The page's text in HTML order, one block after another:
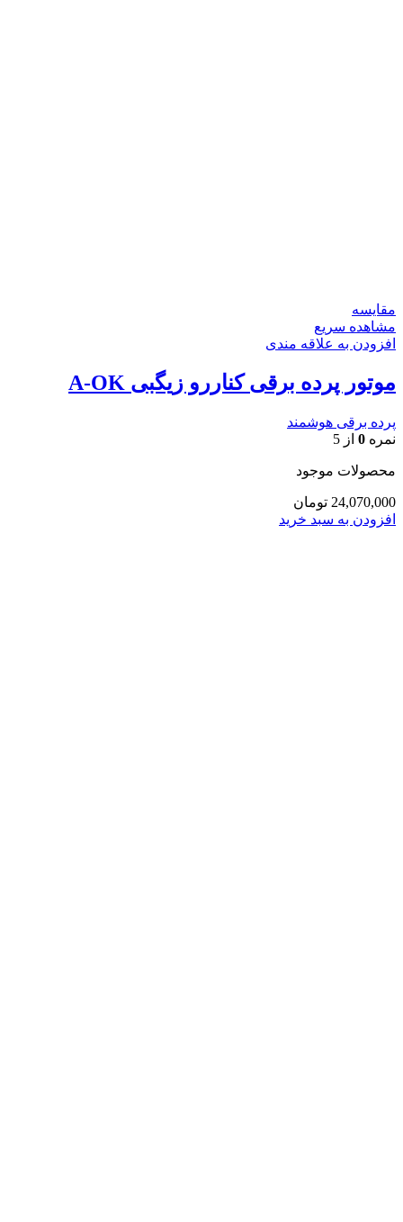
مقایسه
مشاهده سریع
افزودن به علاقه مندی
موتور پرده برقی کناررو زیگبی A-OK
پرده برقی هوشمند
نمره 0 از 5
محصولات موجود
24,070,000 تومان
افزودن به سبد خرید